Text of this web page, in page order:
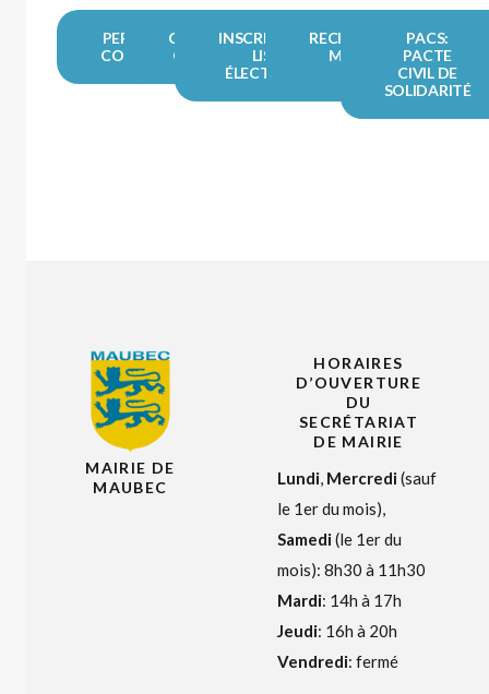
PERMIS DE
CONDUIRE
CARTE
GRISE
INSCRIPTIONS
LISTE
ÉLECTORALE
RECENSEMENT
MILITAIRE
PACS:
PACTE
CIVIL DE
SOLIDARITÉ
MAIRIE DE
MAUBEC
HORAIRES
D’OUVERTURE
DU
SECRÉTARIAT
DE MAIRIE
Lundi, Mercredi(sauf
le 1er du mois),
Samedi(le 1er du
mois): 8h30 à 11h30
Mardi: 14h à 17h
Jeudi: 16h à 20h
Vendredi: fermé